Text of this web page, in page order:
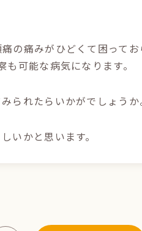
の痛みがひどくて困って
可能な病気になります。
られたらいかがでしょうか
いかと思います。